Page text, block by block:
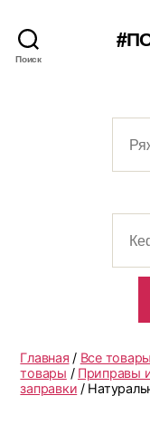
Поиск
Главная / Все товары
товары / Приправы
заправки /